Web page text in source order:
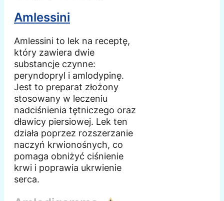
Amlessini
Amlessini to lek na receptę,
który zawiera dwie
substancje czynne:
peryndopryl i amlodypinę.
Jest to preparat złożony
stosowany w leczeniu
nadciśnienia tętniczego oraz
dławicy piersiowej. Lek ten
działa poprzez rozszerzanie
naczyń krwionośnych, co
pomaga obniżyć ciśnienie
krwi i poprawia ukrwienie
serca.